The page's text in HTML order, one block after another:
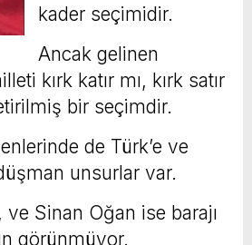
kader seçimidir.
Ancak gelinen
kırk katır mı, kırk satır
bir seçimdir.
de Türk’e ve
unsurlar var.
Sinan Oğan ise barajı
görünmüyor.